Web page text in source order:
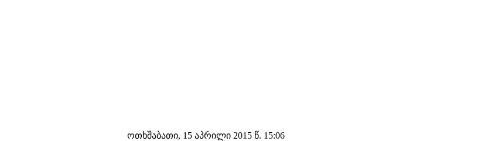
ოთხშაბათი, 15 აპრილი 2015 წ. 15:06